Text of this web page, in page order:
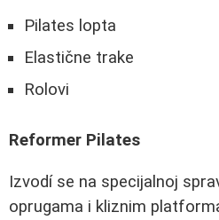
Pilates lopta
Elastične trake
Rolovi
Reformer Pilates
Izvodí se na specijalnoj
oprugama i kliznim